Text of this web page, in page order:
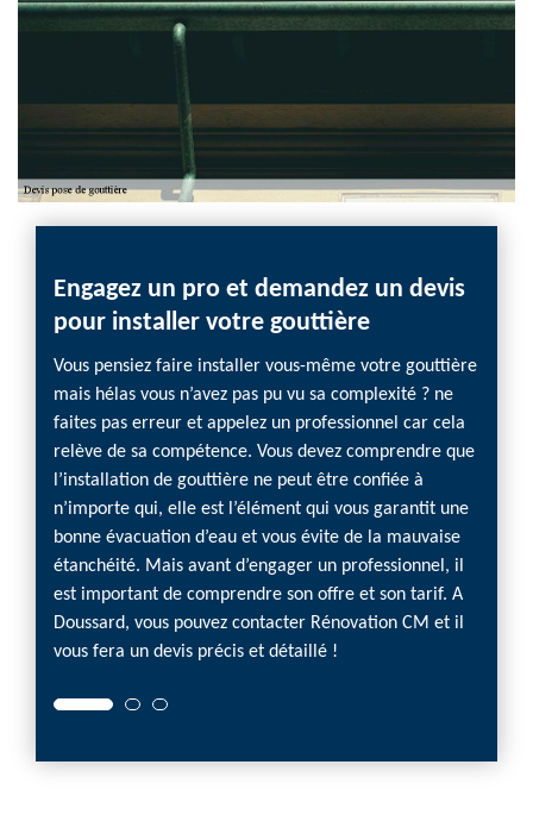
Engagez un pro et demandez un devis
pour installer votre gouttière
Vous pensiez faire installer vous-même votre gouttière
mais hélas vous n’avez pas pu vu sa complexité ? ne
faites pas erreur et appelez un professionnel car cela
relève de sa compétence. Vous devez comprendre que
l’installation de gouttière ne peut être confiée à
n’importe qui, elle est l’élément qui vous garantit une
bonne évacuation d’eau et vous évite de la mauvaise
étanchéité. Mais avant d’engager un professionnel, il
est important de comprendre son offre et son tarif. A
Doussard, vous pouvez contacter Rénovation CM et il
vous fera un devis précis et détaillé !